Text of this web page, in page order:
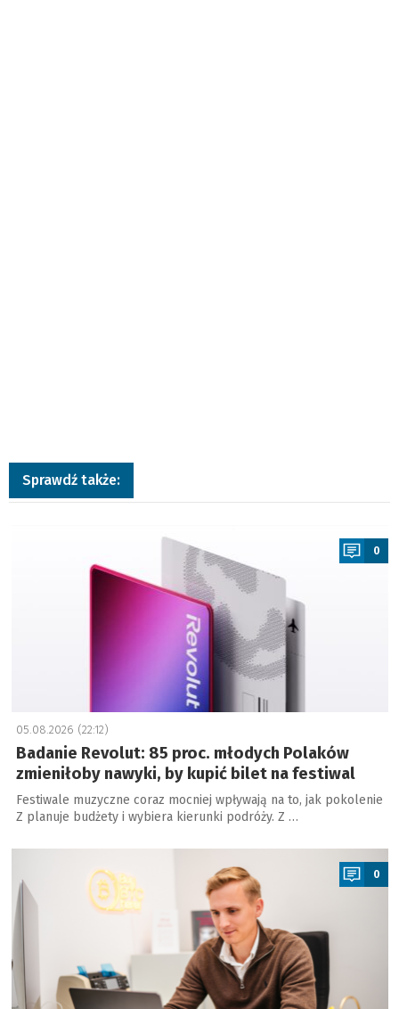
Sprawdź także:
0
05.08.2026 (22:12)
Badanie Revolut: 85 proc. młodych Polaków
zmieniłoby nawyki, by kupić bilet na festiwal
Festiwale muzyczne coraz mocniej wpływają na to, jak pokolenie
Z planuje budżety i wybiera kierunki podróży. Z …
a
0